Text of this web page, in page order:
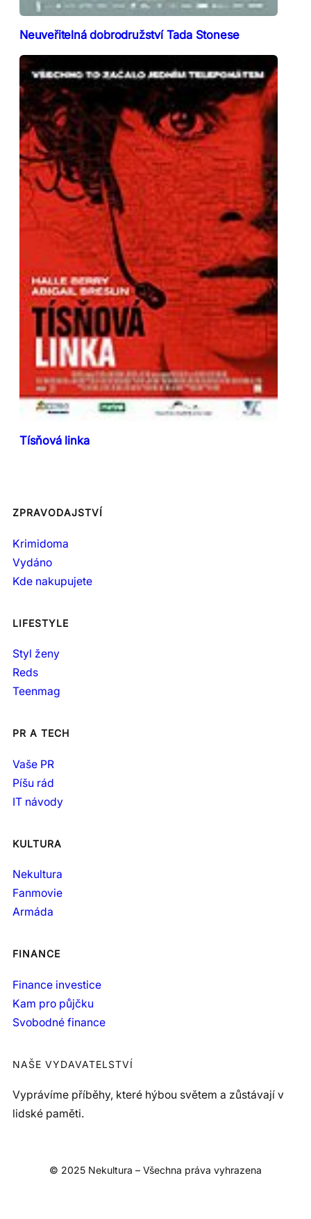
Neuveřitelná dobrodružství Tada Stonese
Tísňová linka
ZPRAVODAJSTVÍ
Krimidoma
Vydáno
Kde nakupujete
LIFESTYLE
Styl ženy
Reds
Teenmag
PR A TECH
Vaše PR
Píšu rád
IT návody
KULTURA
Nekultura
Fanmovie
Armáda
FINANCE
Finance investice
Kam pro půjčku
Svobodné finance
NAŠE VYDAVATELSTVÍ
Vyprávíme příběhy, které hýbou světem a zůstávají v
lidské paměti.
© 2025 Nekultura – Všechna práva vyhrazena